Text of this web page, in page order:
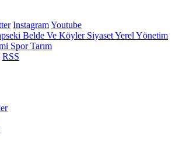
InstagramYoutube
Belde Ve KöylerSiyasetYerel Yönetim
SporTarım
RSS